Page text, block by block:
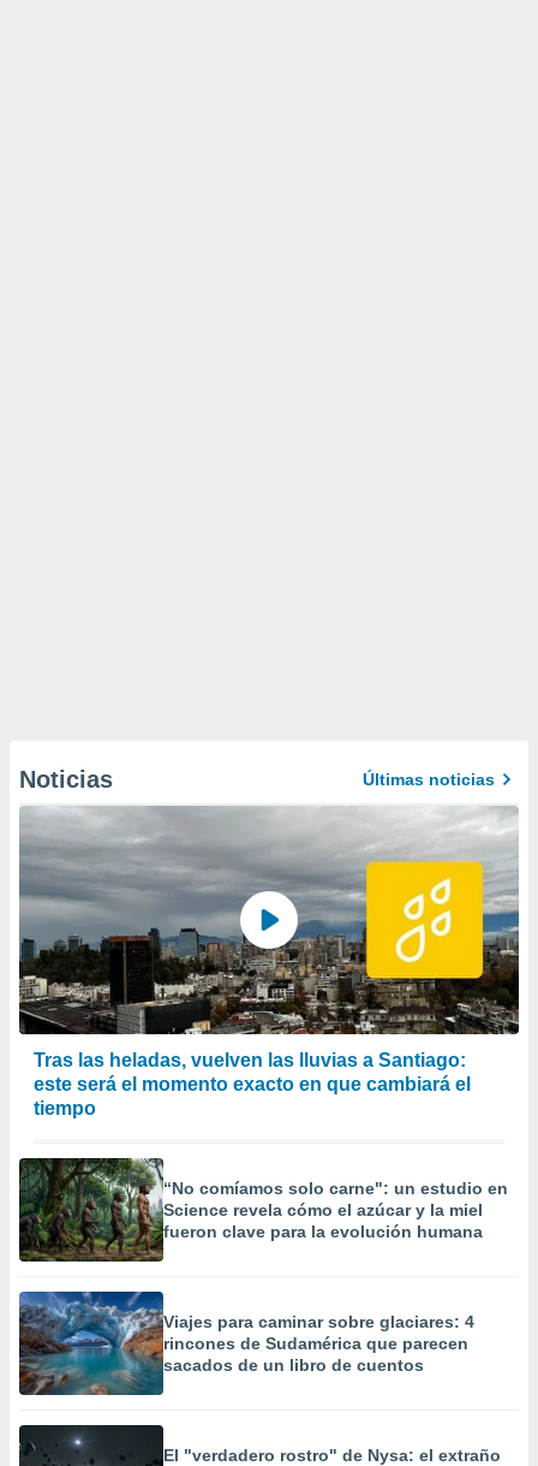
Noticias Últimas noticias
Tras las heladas, vuelven las lluvias a Santiago:
este será el momento exacto en que cambiará el
tiempo
“No comíamos solo carne": un estudio en
Science revela cómo el azúcar y la miel
fueron clave para la evolución humana
Viajes para caminar sobre glaciares: 4
rincones de Sudamérica que parecen
sacados de un libro de cuentos
El "verdadero rostro" de Nysa: el extraño